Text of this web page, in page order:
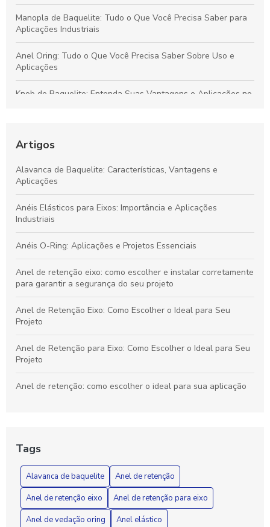
Manopla de Baquelite: Tudo o Que Você Precisa Saber para
Aplicações Industriais
Anel Oring: Tudo o Que Você Precisa Saber Sobre Uso e
Aplicações
Knob de Baquelite: Entenda Suas Vantagens e Aplicações no
na Indústria
Aplicações e Benefícios da Manopla de Baquelite para
Equipamentos Industriais
Guia Completo sobre Manopla de Baquelite: Funcionalidade,
Benefícios e Aplicações
Artigos
Alavanca de Baquelite: Características, Vantagens e
Aplicações
Anéis Elásticos para Eixos: Importância e Aplicações
Industriais
Anéis O-Ring: Aplicações e Projetos Essenciais
Anel de retenção eixo: como escolher e instalar corretamente
para garantir a segurança do seu projeto
Anel de Retenção Eixo: Como Escolher o Ideal para Seu
Projeto
Anel de Retenção para Eixo: Como Escolher o Ideal para Seu
Projeto
Anel de retenção: como escolher o ideal para sua aplicação
Anel de vedação O-ring: Como Escolher e Aplicar
Anel de Vedação O-Ring: Como Escolher o Ideal para Seu
Projeto
Tags
Alavanca de baquelite
Anel de retenção
Anel de retenção eixo
Anel de retenção para eixo
Anel de vedação oring
Anel elástico